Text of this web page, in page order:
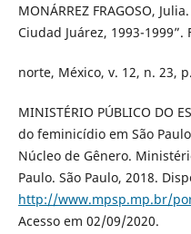
MONÁRREZ FRAGOSO,
Ciudad Juárez, 1993-1999”.
norte, México, v. 12, n. 23,
MINISTÉRIO PÚBLICO DO
do feminicídio em São
Núcleo de Gênero.
Paulo. São Paulo, 2018.
http://www.mpsp.mp.br/
Acesso em 02/09/2020.